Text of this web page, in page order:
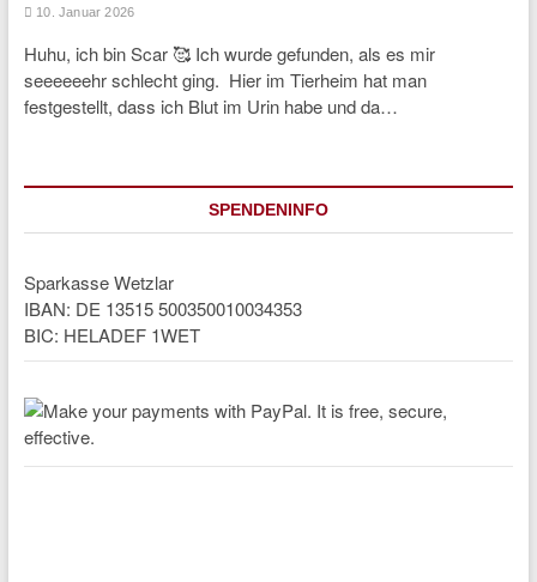
10. Januar 2026
Huhu, ich bin Scar 🥰 Ich wurde gefunden, als es mir
seeeeeehr schlecht ging. Hier im Tierheim hat man
festgestellt, dass ich Blut im Urin habe und da…
SPENDENINFO
Sparkasse Wetzlar
IBAN: DE 13515 500350010034353
BIC: HELADEF 1WET